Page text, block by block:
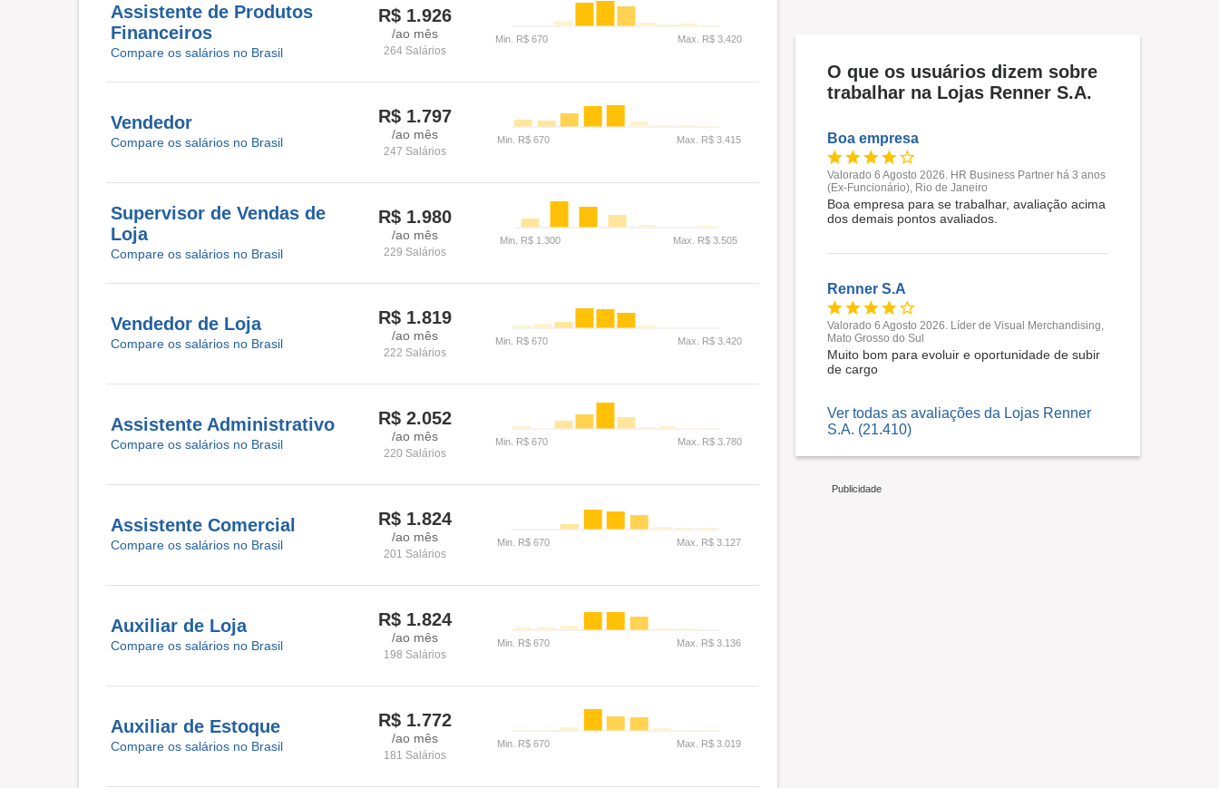
Assistente de Produtos
Financeiros
Compare os salários no Brasil
R$ 1.926
/ao mês
264 Salários
Vendedor
Compare os salários no Brasil
R$ 1.797
/ao mês
247 Salários
Supervisor de Vendas de
Loja
Compare os salários no Brasil
R$ 1.980
/ao mês
229 Salários
Vendedor de Loja
Compare os salários no Brasil
R$ 1.819
/ao mês
222 Salários
Assistente Administrativo
Compare os salários no Brasil
R$ 2.052
/ao mês
220 Salários
Assistente Comercial
Compare os salários no Brasil
R$ 1.824
/ao mês
201 Salários
Auxiliar de Loja
Compare os salários no Brasil
R$ 1.824
/ao mês
198 Salários
Auxiliar de Estoque
Compare os salários no Brasil
R$ 1.772
/ao mês
181 Salários
O que os usuários dizem sobre
trabalhar na Lojas Renner S.A.
Boa empresa
Valorado 6 Agosto 2026. HR Business Partner há 3 anos
(Ex-Funcionário), Rio de Janeiro
Boa empresa para se trabalhar, avaliação acima
dos demais pontos avaliados.
Renner S.A
Valorado 6 Agosto 2026. Líder de Visual Merchandising,
Mato Grosso do Sul
Muito bom para evoluir e oportunidade de subir
de cargo
Ver todas as avaliações da Lojas Renner
S.A. (21.410)